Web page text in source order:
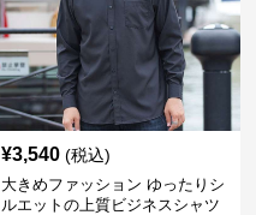
¥3,540 (税込)
大きめファッション ゆったりシ
ルエットの上質ビジネスシャツ